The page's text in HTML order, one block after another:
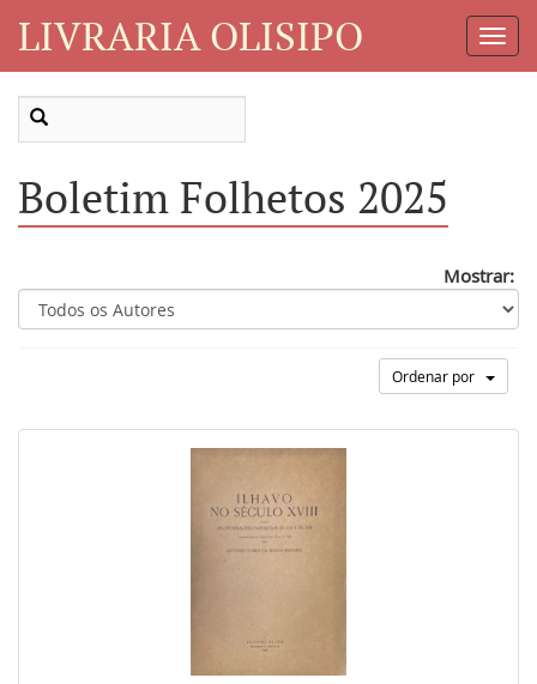
LIVRARIA OLISIPO
Boletim Folhetos 2025
Mostrar:
Ordenar por